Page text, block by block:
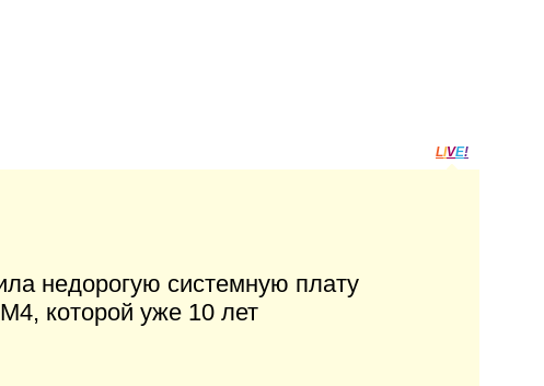
LIVE!
недорогую системную плату
которой уже 10 лет